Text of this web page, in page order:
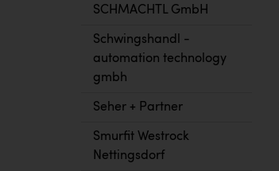
SCHMACHTL GmbH
Schwingshandl -
automation technology
gmbh
Seher + Partner
Smurfit Westrock
Nettingsdorf